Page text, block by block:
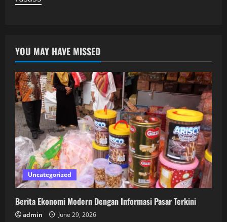
YOU MAY HAVE MISSED
Uncategorized
Berita Ekonomi Modern Dengan Informasi Pasar Terkini
admin June 29, 2026